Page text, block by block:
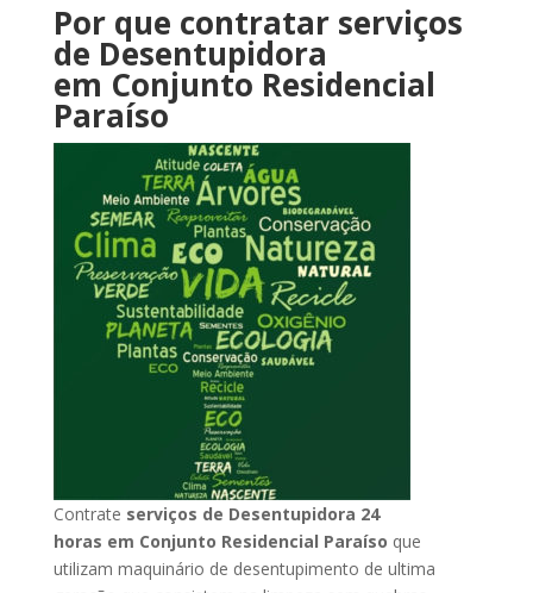
Por que contratar serviços
de Desentupidora
em Conjunto Residencial
Paraíso
Contrate serviços de Desentupidora 24
horas em Conjunto Residencial Paraíso que
utilizam maquinário de desentupimento de ultima